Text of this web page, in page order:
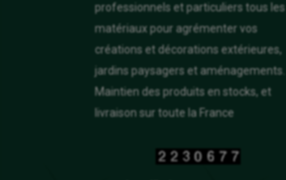
professionnels et particuliers tous les
matériaux pour agrémenter vos
créations et décorations extérieures,
jardins paysagers et aménagements.
Maintien des produits en stocks, et
livraison sur toute la France